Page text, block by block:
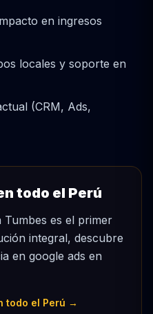
en ingresos
locales y soporte en
(CRM, Ads,
todo el Perú
Tumbes es el primer
integral, descubre
en google ads en
todo el Perú →